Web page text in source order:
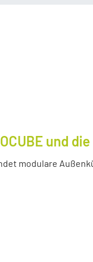
und
modulare